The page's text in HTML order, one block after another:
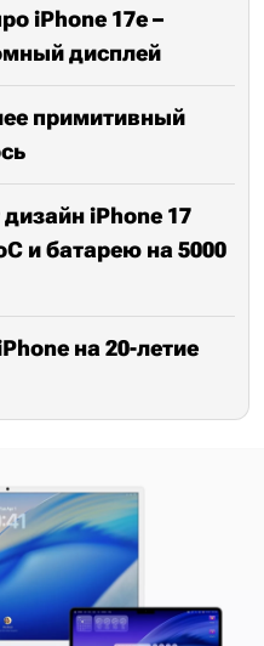
iPhone 17e –
дисплей
примитивный
iPhone 17
и батарею на 5000
на 20-летие